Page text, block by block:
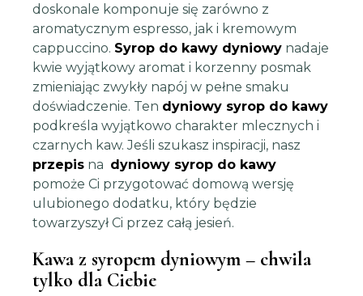
doskonale komponuje się zarówno z
aromatycznym espresso, jak i kremowym
cappuccino. Syrop do kawy dyniowy nadaje
kwie wyjątkowy aromat i korzenny posmak
zmieniając zwykły napój w pełne smaku
doświadczenie. Ten dyniowy syrop do kawy
podkreśla wyjątkowo charakter mlecznych i
czarnych kaw. Jeśli szukasz inspiracji, nasz
przepis na dyniowy syrop do kawy
pomoże Ci przygotować domową wersję
ulubionego dodatku, który będzie
towarzyszył Ci przez całą jesień.
Kawa z syropem dyniowym – chwila
tylko dla Ciebie